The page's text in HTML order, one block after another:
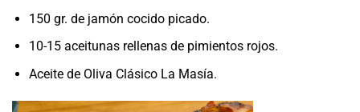
150 gr. de jamón cocido picado.
10-15 aceitunas rellenas de pimientos rojos.
Aceite de Oliva Clásico La Masía.